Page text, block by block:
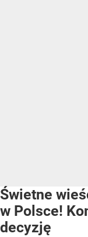
Świetne
w Polsce!
decyzję